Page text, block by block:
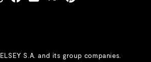
S.A. and its group companies.